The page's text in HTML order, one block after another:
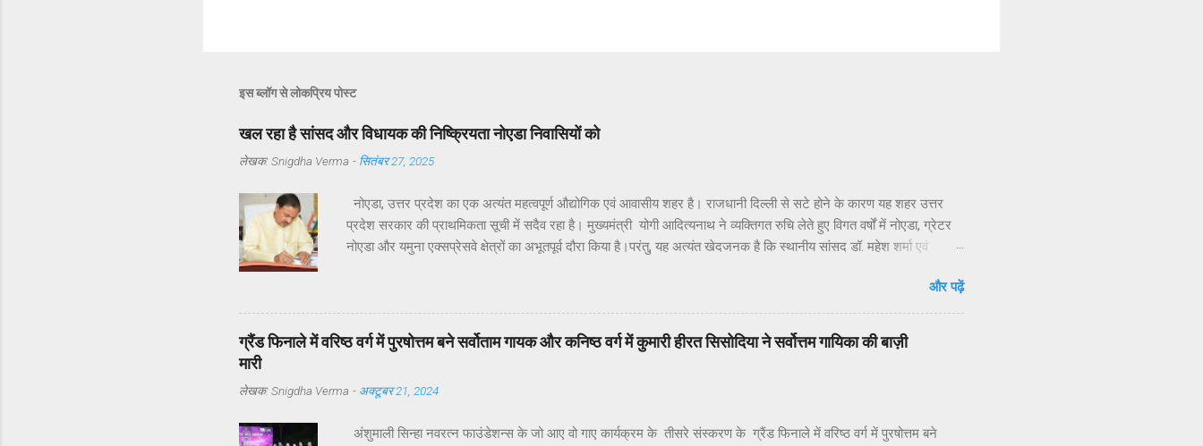
इस ब्लॉग से लोकप्रिय पोस्ट
खल रहा है सांसद और विधायक की निष्क्रियता नोएडा निवासियों को
लेखक: Snigdha Verma - सितंबर 27, 2025
नोएडा, उत्तर प्रदेश का एक अत्यंत महत्वपूर्ण औद्योगिक एवं आवासीय शहर है। राजधानी दिल्ली से सटे होने के कारण यह शहर उत्तर
प्रदेश सरकार की प्राथमिकता सूची में सदैव रहा है। मुख्यमंत्री योगी आदित्यनाथ ने व्यक्तिगत रुचि लेते हुए विगत वर्षों में नोएडा, ग्रेटर
नोएडा और यमुना एक्सप्रेसवे क्षेत्रों का अभूतपूर्व दौरा किया है।परंतु, यह अत्यंत खेदजनक है कि स्थानीय सांसद डॉ. महेश शर्मा एवं
समस्याएँ उठाने के बावजूद ठोस कार्यवाही नहीं हो रही है। यह कहना है नोएडा के विभिन्न सेक्टरों के निवासियों का. आवासीय कल्याण संगठन
सेक्टर 122 के अध्यक्ष डॉ उमेश शर्मा ने नोएडा की प्रमुख समस्याओं के हल न होने के कारण जनप्रतिनिधियों की निष्क्रियता बताया है.
उनके अनुसार सांसद और विधायक को बार-बार अवगत कराने पर भी समस्याओं का समाधान नहीं हो रहा. जन प्रतिनिधियों का क्षेत्रीय
दौरों की संख्या अत्यंत सीमित है।नागरिकों की शिकायतें केवल “कागज़ों में” दर्ज हो रही हैं, ज़मीनी क...
और पढ़ें
ग्रैंड फिनाले में वरिष्ठ वर्ग में पुरषोत्तम बने सर्वोताम गायक और कनिष्ठ वर्ग में कुमारी हीरत सिसोदिया ने सर्वोत्तम गायिका की बाज़ी
मारी
लेखक: Snigdha Verma - अक्टूबर 21, 2024
अंशुमाली सिन्हा नवरत्न फाउंडेशन्स के जो आए वो गाए कार्यक्रम के तीसरे संस्करण के ग्रैंड फिनाले में वरिष्ठ वर्ग में पुरषोत्तम बने